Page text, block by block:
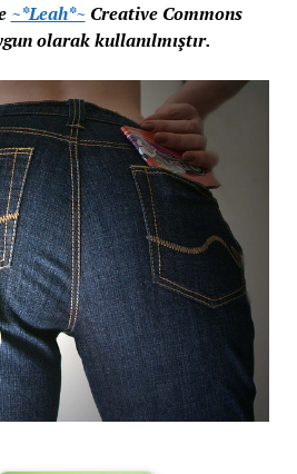
~*Leah*~ Creative Commons
olarak kullanılmıştır.